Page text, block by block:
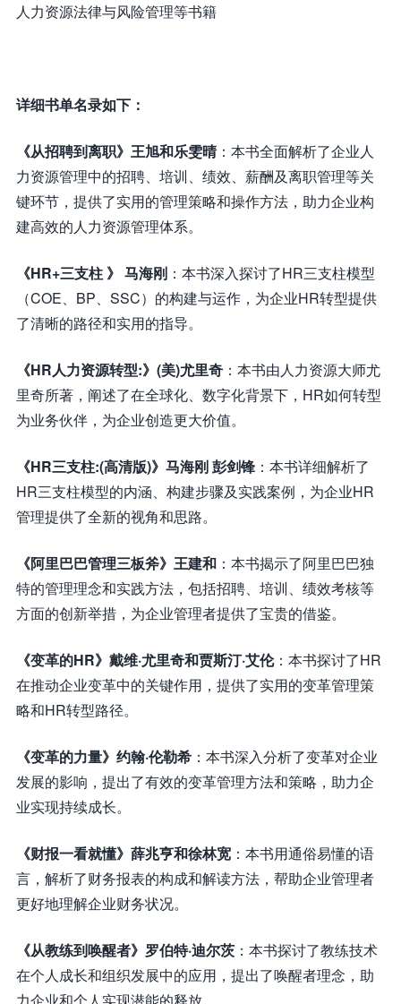
人力资源法律与风险管理等书籍
详细书单名录如下：
《从招聘到离职》王旭和乐雯晴：本书全面解析了企业人
力资源管理中的招聘、培训、绩效、薪酬及离职管理等关
键环节，提供了实用的管理策略和操作方法，助力企业构
建高效的人力资源管理体系。
《HR+三支柱 》 马海刚 ：本书深入探讨了HR三支柱模型
（COE、BP、SSC）的构建与运作，为企业HR转型提供
了清晰的路径和实用的指导。
《HR人力资源转型:》(美)尤里奇 ：本书由人力资源大师尤
里奇所著，阐述了在全球化、数字化背景下，HR如何转型
为业务伙伴，为企业创造更大价值。
《HR三支柱:(高清版)》马海刚 彭剑锋 ：本书详细解析了
HR三支柱模型的内涵、构建步骤及实践案例，为企业HR
管理提供了全新的视角和思路。
《阿里巴巴管理三板斧》王建和 ：本书揭示了阿里巴巴独
特的管理理念和实践方法，包括招聘、培训、绩效考核等
方面的创新举措，为企业管理者提供了宝贵的借鉴。
《变革的HR》戴维·尤里奇和贾斯汀·艾伦：本书探讨了HR
在推动企业变革中的关键作用，提供了实用的变革管理策
略和HR转型路径。
《变革的力量》约翰·伦勒希 ：本书深入分析了变革对企业
发展的影响，提出了有效的变革管理方法和策略，助力企
业实现持续成长。
《财报一看就懂》薛兆亨和徐林宽 ：本书用通俗易懂的语
言，解析了财务报表的构成和解读方法，帮助企业管理者
更好地理解企业财务状况。
《从教练到唤醒者》罗伯特·迪尔茨 ：本书探讨了教练技术
在个人成长和组织发展中的应用，提出了唤醒者理念，助